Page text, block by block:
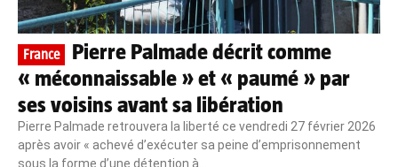
France
Pierre Palmade décrit comme
« méconnaissable » et « paumé » par
ses voisins avant sa libération
Pierre Palmade retrouvera la liberté ce vendredi 27 février 2026
après avoir « achevé d’exécuter sa peine d’emprisonnement
sous la forme d’une détention à...